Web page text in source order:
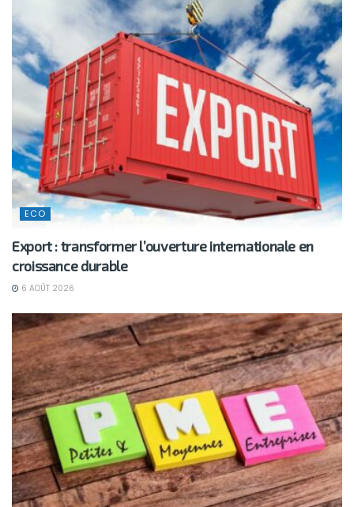
ECO
Export : transformer l’ouverture internationale en
croissance durable
6 AOÛT 2026